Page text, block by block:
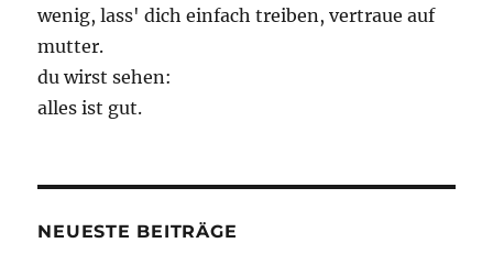
wenig, lass' dich einfach treiben, vertraue auf
mutter.
du wirst sehen:
alles ist gut.
NEUESTE BEITRÄGE